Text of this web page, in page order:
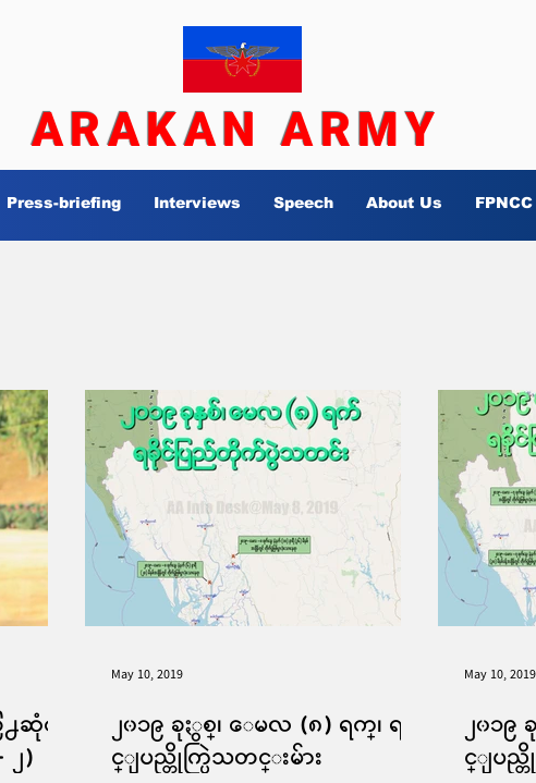
႕ဆုံေ
၂)
၂၀၁၉ ခုႏွစ္၊ ေမလ (၈) ရက္၊ ရခို
င္ျပည္တိုက္ပြဲသတင္းမ်ား
May 10, 2019
၂၀၁၉
င္ျပည္
May 10, 2019
Press-briefing Interviews Speech About Us
ARAKAN ARMY